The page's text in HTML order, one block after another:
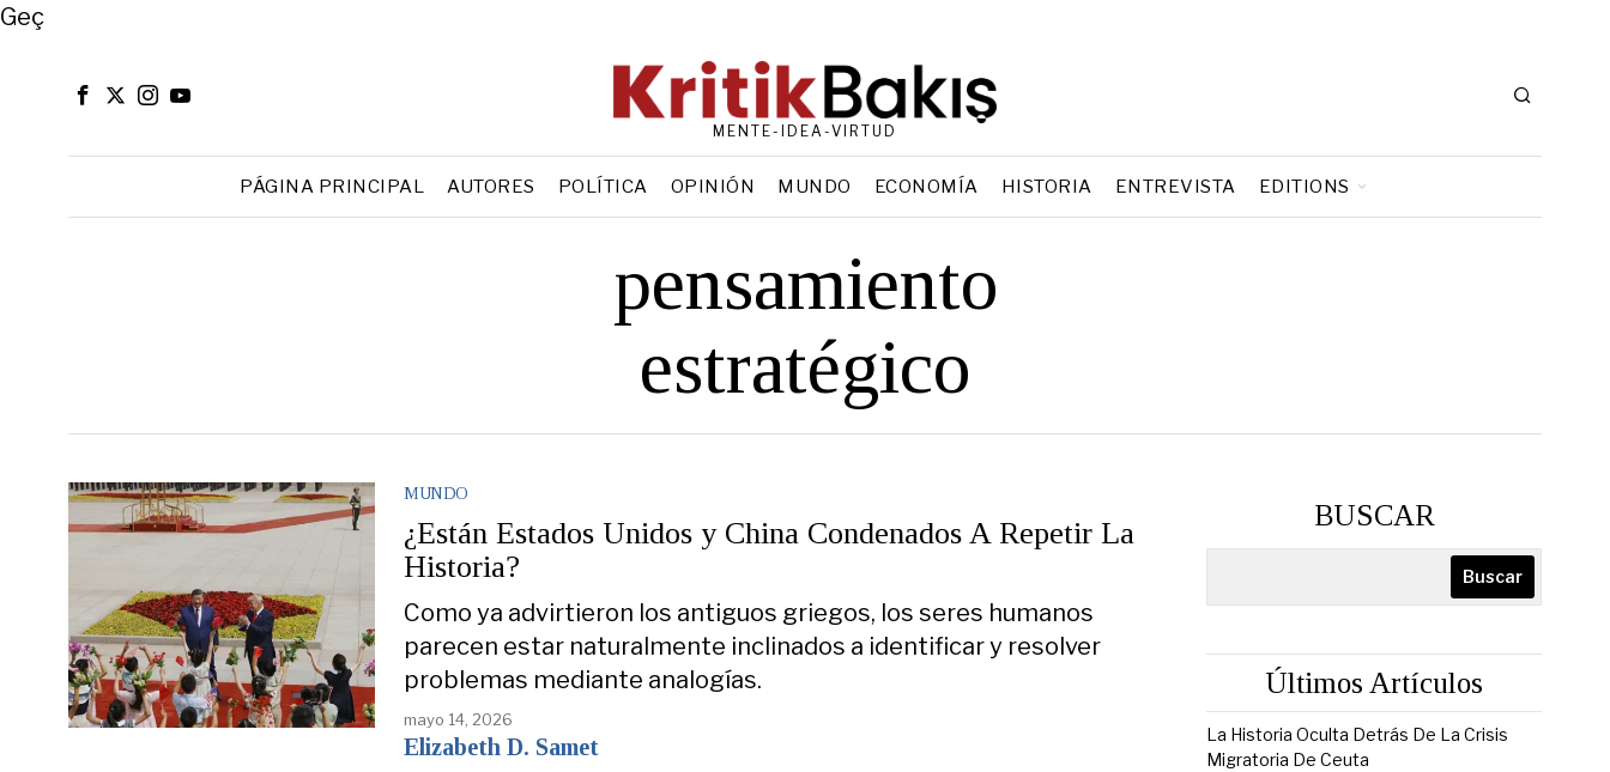
Close
Geç
MENTE-IDEA-VIRTUD
PÁGINA PRINCIPAL AUTORES POLÍTICA OPINIÓN MUNDO ECONOMÍA HISTORIA ENTREVISTA EDITIONS
pensamiento
estratégico
MUNDO
¿Están Estados Unidos y China Condenados A Repetir La
Historia?
Como ya advirtieron los antiguos griegos, los seres humanos
parecen estar naturalmente inclinados a identificar y resolver
problemas mediante analogías.
mayo 14, 2026
Elizabeth D. Samet
BUSCAR
Buscar
Últimos Artículos
La Historia Oculta Detrás De La Crisis
Migratoria De Ceuta